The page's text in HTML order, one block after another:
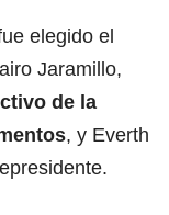
elegido el
Jaramillo,
de la
, y Everth